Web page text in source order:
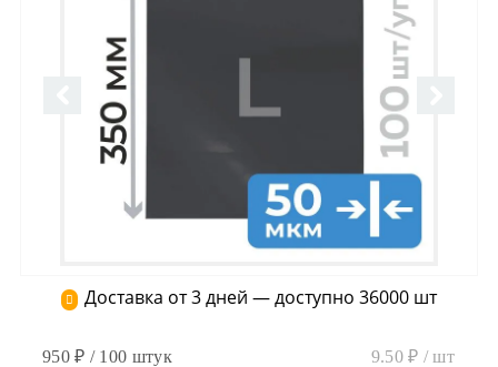
Доставка от 3 дней — доступно 36000 шт
950 ₽ / 100 штук 9.50 ₽ / шт